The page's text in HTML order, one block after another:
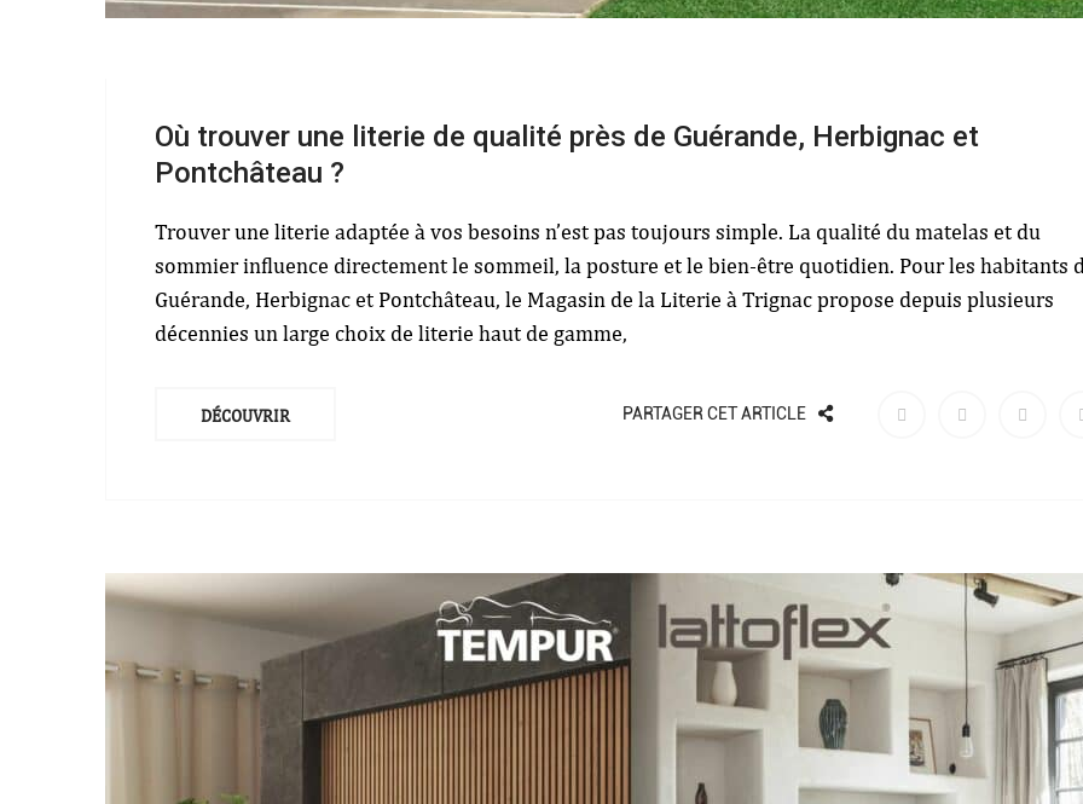
Où trouver une literie de qualité près de Guérande, Herbignac et
Pontchâteau ?
Trouver une literie adaptée à vos besoins n’est pas toujours simple. La qualité du matelas et du
sommier influence directement le sommeil, la posture et le bien-être quotidien. Pour les habitants
Guérande, Herbignac et Pontchâteau, le Magasin de la Literie à Trignac propose depuis plusieurs
décennies un large choix de literie haut de gamme,
DÉCOUVRIR PARTAGER CET ARTICLE